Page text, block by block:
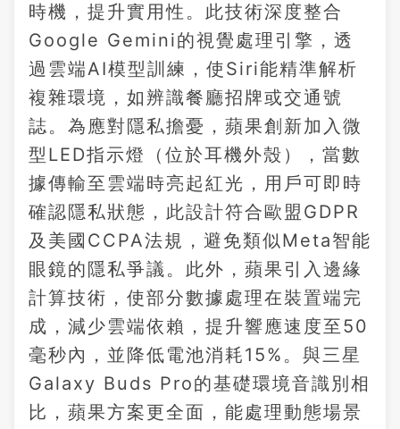
時機，提升實用性。此技術深度整合
Google Gemini的視覺處理引擎，透
過雲端AI模型訓練，使Siri能精準解析
複雜環境，如辨識餐廳招牌或交通號
誌。為應對隱私擔憂，蘋果創新加入微
型LED指示燈（位於耳機外殼），當數
據傳輸至雲端時亮起紅光，用戶可即時
確認隱私狀態，此設計符合歐盟GDPR
及美國CCPA法規，避免類似Meta智能
眼鏡的隱私爭議。此外，蘋果引入邊緣
計算技術，使部分數據處理在裝置端完
成，減少雲端依賴，提升響應速度至50
毫秒內，並降低電池消耗15%。與三星
Galaxy Buds Pro的基礎環境音識別相
比，蘋果方案更全面，能處理動態場景